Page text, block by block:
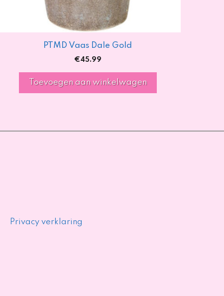
PTMD Vaas Dale Gold
€45.99
Toevoegen aan winkelwagen
Privacy verklaring